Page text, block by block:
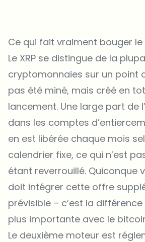
Ce qui fait vraiment bouger le
Le XRP se distingue de la
cryptomonnaies sur un point
pas été miné, mais créé en
lancement. Une large part de
dans les comptes
en est libérée chaque mois
calendrier fixe, ce qui n’est
étant reverrouillé. Quiconque
doit intégrer cette offre
prévisible – c’est la
plus importante avec le
Le deuxième moteur est